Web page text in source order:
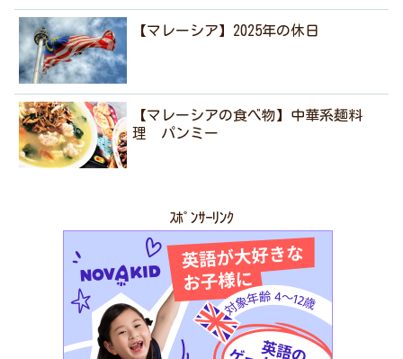
【マレーシア】2025年の休日
【マレーシアの食べ物】中華系麺料
理 パンミー
ｽﾎﾟﾝｻｰﾘﾝｸ